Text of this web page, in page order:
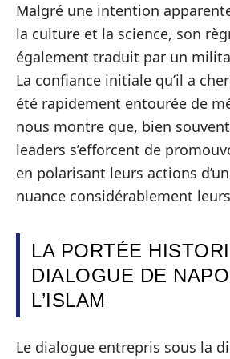
Malgré une intention
la culture et la science, son
également traduit par un
La confiance initiale qu’il a
été rapidement entourée de
nous montre que, bien
leaders s’efforcent de
en polarisant leurs actions
nuance considérablement
LA PORTÉE
DIALOGUE DE
L’ISLAM
Le dialogue entrepris sous la